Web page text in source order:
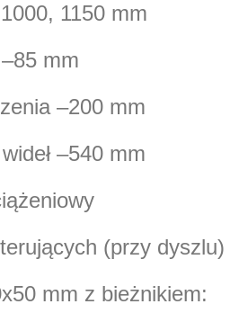
1150 mm
–85 mm
–200 mm
–540 mm
(przy dyszlu)
mm z bieżnikiem: